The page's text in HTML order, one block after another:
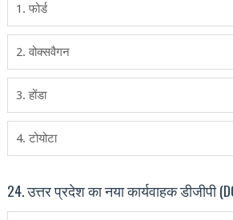
1. फोर्ड
2. वोक्‍सवैगन
3. होंडा
4. टोयोटा
24. उत्तर प्रदेश का नया कार्यवाहक डीजीपी